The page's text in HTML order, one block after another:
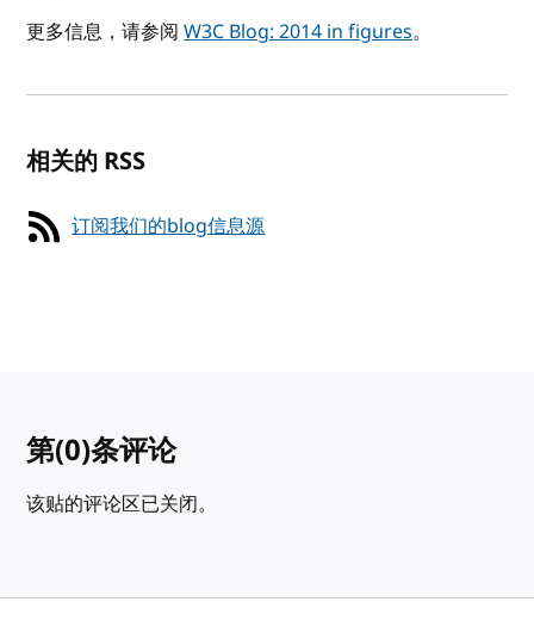
更多信息，请参阅W3C Blog: 2014 in figures。
相关的 RSS
订阅我们的blog信息源
第(0)条评论
该贴的评论区已关闭。